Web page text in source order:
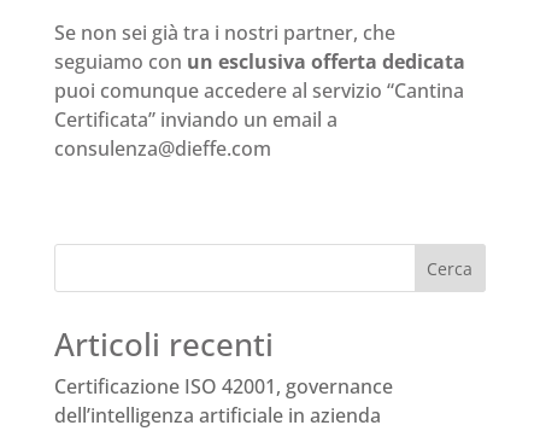
Se non sei già tra i nostri partner, che
seguiamo con un esclusiva offerta dedicata
puoi comunque accedere al servizio “Cantina
Certificata” inviando un email a
consulenza@dieffe.com
Cerca
Articoli recenti
Certificazione ISO 42001, governance
dell’intelligenza artificiale in azienda